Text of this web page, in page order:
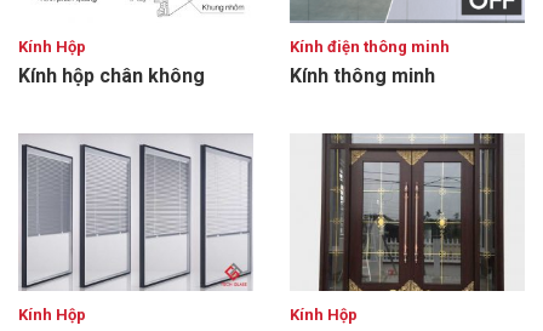
Kính Hộp
Kính hộp chân không
Kính điện thông minh
Kính thông minh
Kính Hộp Kính Hộp